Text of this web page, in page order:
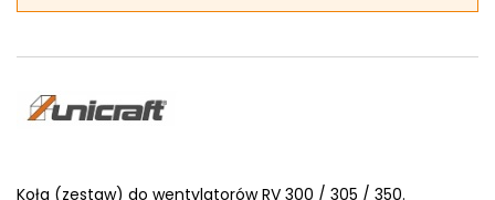
Koła (zestaw) do wentylatorów RV 300 / 305 / 350.